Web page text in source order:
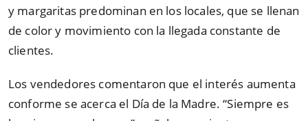
y margaritas predominan en los locales, que se llenan
de color y movimiento con la llegada constante de
clientes.
Los vendedores comentaron que el interés aumenta
conforme se acerca el Día de la Madre. “Siempre es